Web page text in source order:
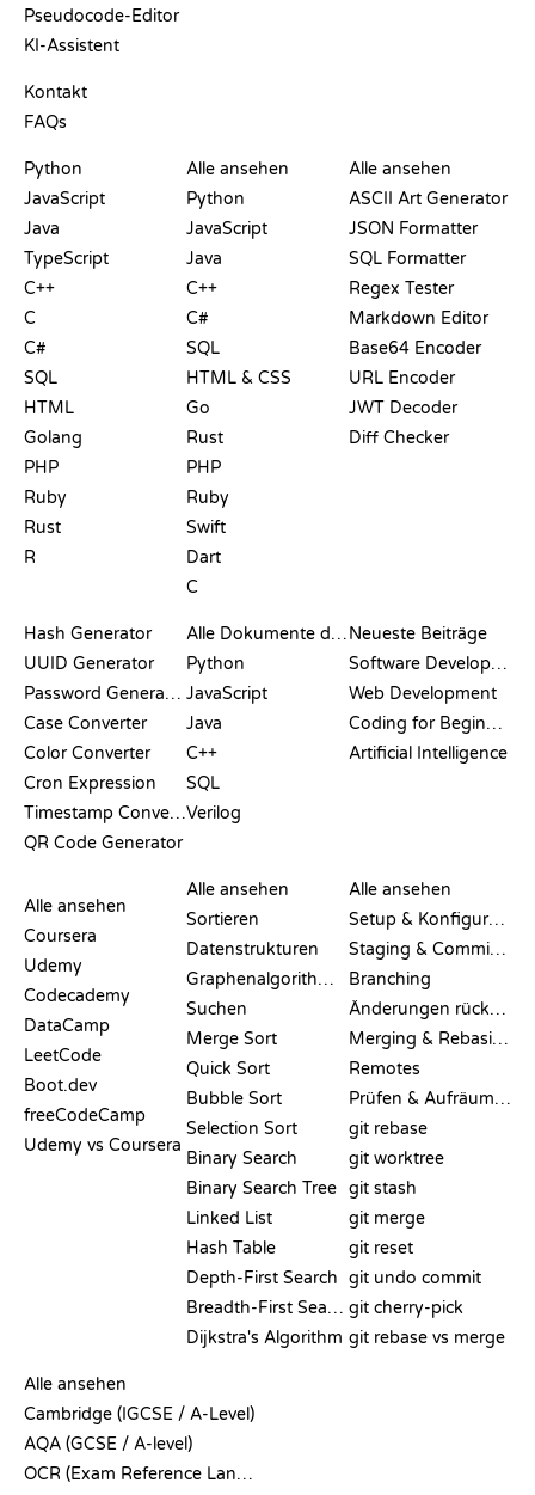
Pseudocode-Editor
KI-Assistent
Kontakt
FAQs
Python
JavaScript
Java
TypeScript
C++
C
C#
SQL
HTML
Golang
PHP
Ruby
Rust
R
Alle ansehen
Python
JavaScript
Java
C++
C#
SQL
HTML & CSS
Go
Rust
PHP
Ruby
Swift
Dart
C
Alle ansehen
ASCII Art Generator
JSON Formatter
SQL Formatter
Regex Tester
Markdown Editor
Base64 Encoder
URL Encoder
JWT Decoder
Diff Checker
Hash Generator
UUID Generator
Password Generator
Case Converter
Color Converter
Cron Expression
Timestamp Converter
QR Code Generator
Alle Dokumente durchsuchen
Python
JavaScript
Java
C++
SQL
Verilog
Neueste Beiträge
Software Development
Web Development
Coding for Beginners
Artificial Intelligence
Alle ansehen
Coursera
Udemy
Codecademy
DataCamp
LeetCode
Boot.dev
freeCodeCamp
Udemy vs Coursera
Alle ansehen
Sortieren
Datenstrukturen
Graphenalgorithmen
Suchen
Merge Sort
Quick Sort
Bubble Sort
Selection Sort
Binary Search
Binary Search Tree
Linked List
Hash Table
Depth-First Search
Breadth-First Search
Dijkstra's Algorithm
Alle ansehen
Setup & Konfiguration
Staging & Committing
Branching
Änderungen rückgängig machen
Merging & Rebasing
Remotes
Prüfen & Aufräumen
git rebase
git worktree
git stash
git merge
git reset
git undo commit
git cherry-pick
git rebase vs merge
Alle ansehen
Cambridge (IGCSE / A-Level)
AQA (GCSE / A-level)
OCR (Exam Reference Language)